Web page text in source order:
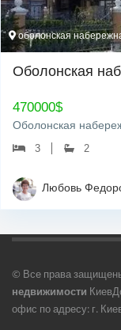
оболонская
Оболонская
470000$
3 2
Любовь
© Все права
недвижимости
офис по адресу: г.